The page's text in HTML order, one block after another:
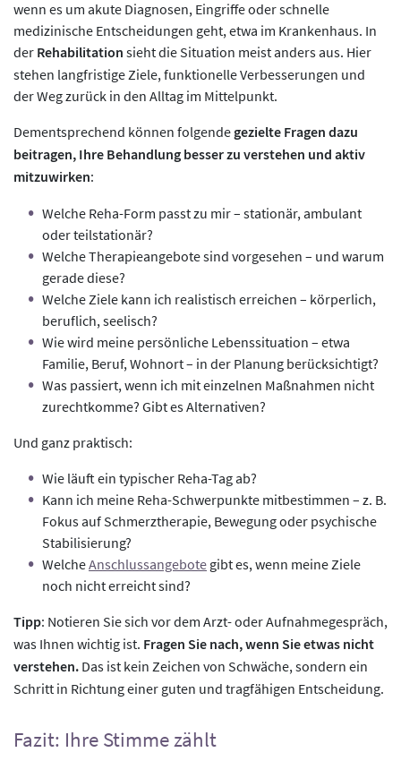
wenn es um akute Diagnosen, Eingriffe oder schnelle
medizinische Entscheidungen geht, etwa im Krankenhaus. In
der Rehabilitation sieht die Situation meist anders aus. Hier
stehen langfristige Ziele, funktionelle Verbesserungen und
der Weg zurück in den Alltag im Mittelpunkt.
Dementsprechend können folgende gezielte Fragen dazu
beitragen, Ihre Behandlung besser zu verstehen und aktiv
mitzuwirken:
Welche Reha-Form passt zu mir – stationär, ambulant
oder teilstationär?
Welche Therapieangebote sind vorgesehen – und warum
gerade diese?
Welche Ziele kann ich realistisch erreichen – körperlich,
beruflich, seelisch?
Wie wird meine persönliche Lebenssituation – etwa
Familie, Beruf, Wohnort – in der Planung berücksichtigt?
Was passiert, wenn ich mit einzelnen Maßnahmen nicht
zurechtkomme? Gibt es Alternativen?
Und ganz praktisch:
Wie läuft ein typischer Reha-Tag ab?
Kann ich meine Reha-Schwerpunkte mitbestimmen – z. B.
Fokus auf Schmerztherapie, Bewegung oder psychische
Stabilisierung?
WelcheAnschlussangebote gibt es, wenn meine Ziele
noch nicht erreicht sind?
Tipp: Notieren Sie sich vor dem Arzt- oder Aufnahmegespräch,
was Ihnen wichtig ist. Fragen Sie nach, wenn Sie etwas nicht
verstehen. Das ist kein Zeichen von Schwäche, sondern ein
Schritt in Richtung einer guten und tragfähigen Entscheidung.
Fazit: Ihre Stimme zählt